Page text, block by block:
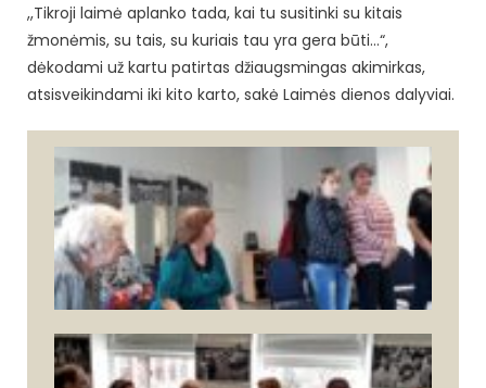
,,Tikroji laimė aplanko tada, kai tu susitinki su kitais
žmonėmis, su tais, su kuriais tau yra gera būti…“,
dėkodami už kartu patirtas džiaugsmingas akimirkas,
atsisveikindami iki kito karto, sakė Laimės dienos dalyviai.